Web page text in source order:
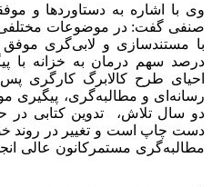
وی با اشاره به دستاوردها و
صنفی گفت: در موضوعات مختلفی
درصد سهم درمان به خزانه با
رسانه‌ای و مطالبه‌گری، پیگیری
دو سال تلاش، تدوین کتابی در
دست چاپ است و تغییر در روند
مطالبه‌گری مستمرکانون عالی